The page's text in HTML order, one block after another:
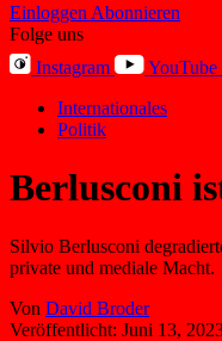
Einloggen Abonnieren
Folge uns
Instagram
YouTube
Internationales
Politik
Berlusconi
Silvio Berlusconi
private und mediale Macht.
Von David Broder
Veröffentlicht: Juni 13,